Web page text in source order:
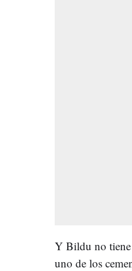
Y Bildu no tiene
uno de los